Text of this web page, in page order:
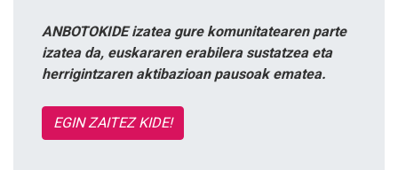
ANBOTOKIDE izatea gure komunitatearen parte
izatea da, euskararen erabilera sustatzea eta
herrigintzaren aktibazioan pausoak ematea.
EGIN ZAITEZ KIDE!